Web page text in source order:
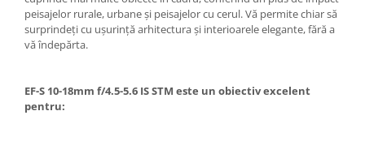
Huse protectie card memorie
Grip-uri
LCD protectie
Recordere audio digitale
peisajelor rurale, urbane şi peisajelor cu cerul. Vă permite chiar să
surprindeţi cu uşurinţă arhitectura şi interioarele elegante, fără a
vă îndepărta.
EF-S 10-18mm f/4.5-5.6 IS STM este un obiectiv excelent
pentru: